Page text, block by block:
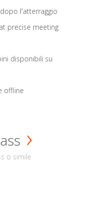
l'atterraggio
precise meeting
disponibili su
offline
o simile